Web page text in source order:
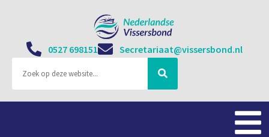
0527 698151 Secretariaat@vissersbond.nl